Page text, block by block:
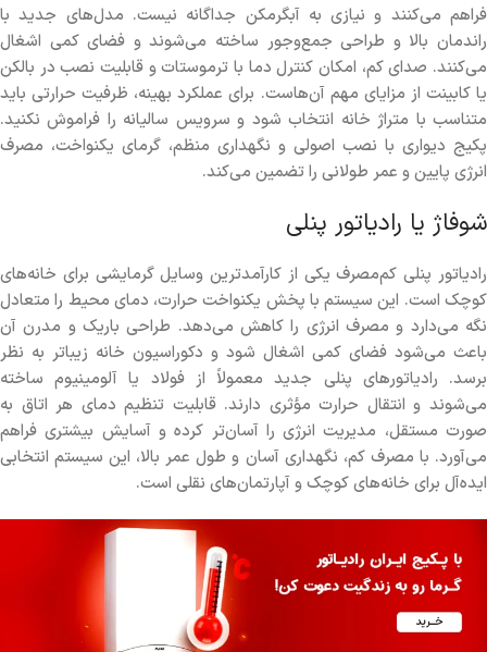
فراهم می‌کنند و نیازی به آبگرمکن جداگانه نیست. مدل‌های جدید با
راندمان بالا و طراحی جمع‌وجور ساخته می‌شوند و فضای کمی اشغال
می‌کنند. صدای کم، امکان کنترل دما با ترموستات و قابلیت نصب در بالکن
یا کابینت از مزایای مهم آن‌هاست. برای عملکرد بهینه، ظرفیت حرارتی باید
متناسب با متراژ خانه انتخاب شود و سرویس سالیانه را فراموش نکنید.
پکیج دیواری با نصب اصولی و نگهداری منظم، گرمای یکنواخت، مصرف
انرژی پایین و عمر طولانی را تضمین می‌کند.
شوفاژ یا رادیاتور پنلی
رادیاتور پنلی کم‌مصرف یکی از کارآمدترین وسایل گرمایشی برای خانه‌های
کوچک است. این سیستم با پخش یکنواخت حرارت، دمای محیط را متعادل
نگه می‌دارد و مصرف انرژی را کاهش می‌دهد. طراحی باریک و مدرن آن
باعث می‌شود فضای کمی اشغال شود و دکوراسیون خانه زیباتر به نظر
برسد. رادیاتورهای پنلی جدید معمولاً از فولاد یا آلومینیوم ساخته
می‌شوند و انتقال حرارت مؤثری دارند. قابلیت تنظیم دمای هر اتاق به
صورت مستقل، مدیریت انرژی را آسان‌تر کرده و آسایش بیشتری فراهم
می‌آورد. با مصرف کم، نگهداری آسان و طول عمر بالا، این سیستم انتخابی
ایده‌آل برای خانه‌های کوچک و آپارتمان‌های نقلی است.